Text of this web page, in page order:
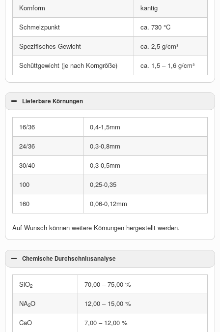
Kornform kantig
Schmelzpunkt ca. 730 °C
Spezifisches Gewicht ca. 2,5 g/cm³
Schüttgewicht (je nach Korngröße) ca. 1,5 – 1,6 g/cm³
Lieferbare Körnungen
16/36 0,4-1,5mm
24/36 0,3-0,8mm
30/40 0,3-0,5mm
100 0,25-0,35
160 0,06-0,12mm
Auf Wunsch können weitere Körnungen hergestellt werden.
Chemische Durchschnittsanalyse
SiO2 70,00 – 75,00 %
NA2O 12,00 – 15,00 %
CaO 7,00 – 12,00 %